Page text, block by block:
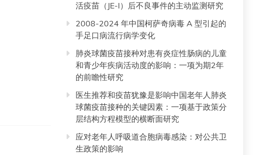
活疫苗（JE-I）后不良事件的主动监测研究
2008-2024 年中国柯萨奇病毒 A 型引起的
手足口病流行病学变化
肺炎球菌疫苗接种对患有炎症性肠病的儿童
和青少年疾病活动度的影响：一项为期2年
的前瞻性研究
医生推荐和疫苗犹豫是影响中国老年人肺炎
球菌疫苗接种的关键因素：一项基于政策分
层结构方程模型的横断面研究
应对老年人呼吸道合胞病毒感染：对公共卫
生政策的影响